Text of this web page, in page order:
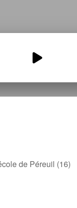
CM2-stars-de-la-radio-revue-
de Péreuil (16)